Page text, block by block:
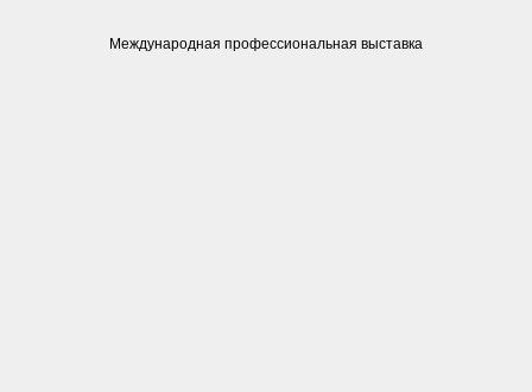
Международная профессиональная выставка